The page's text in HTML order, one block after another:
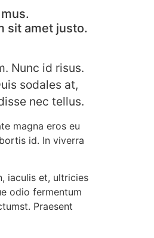
sit amet justo.
Nunc id risus.
sodales at,
nec tellus.
magna eros eu
id. In viverra
iaculis et, ultricies
odio fermentum
Praesent